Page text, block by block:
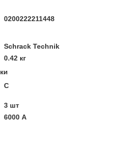
0200222211448
Schrack Technik
0.42 кг
C
3 шт
6000 А